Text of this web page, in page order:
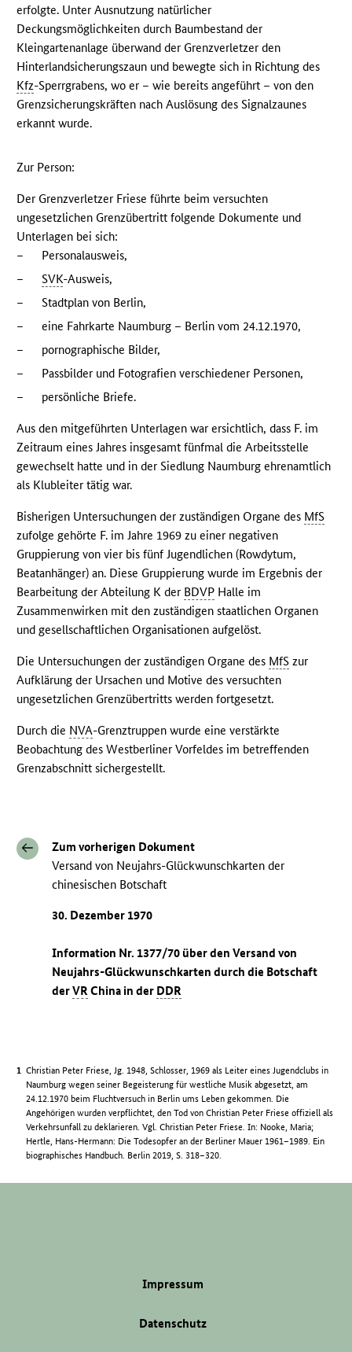
erfolgte. Unter Ausnutzung natürlicher
Deckungsmöglichkeiten durch Baumbestand der
Kleingartenanlage überwand der Grenzverletzer den
Hinterlandsicherungszaun und bewegte sich in Richtung des
Kfz-Sperrgrabens, wo er – wie bereits angeführt – von den
Grenzsicherungskräften nach Auslösung des Signalzaunes
erkannt wurde.
Zur Person:
Der Grenzverletzer Friese führte beim versuchten
ungesetzlichen Grenzübertritt folgende Dokumente und
Unterlagen bei sich:
–
Personalausweis,
–
SVK-Ausweis,
–
Stadtplan von Berlin,
–
eine Fahrkarte Naumburg – Berlin vom 24.12.1970,
–
pornographische Bilder,
–
Passbilder und Fotografien verschiedener Personen,
–
persönliche Briefe.
Aus den mitgeführten Unterlagen war ersichtlich, dass F. im
Zeitraum eines Jahres insgesamt fünfmal die Arbeitsstelle
gewechselt hatte und in der Siedlung Naumburg ehrenamtlich
als Klubleiter tätig war.
Bisherigen Untersuchungen der zuständigen Organe des MfS
zufolge gehörte F. im Jahre 1969 zu einer negativen
Gruppierung von vier bis fünf Jugendlichen (Rowdytum,
Beatanhänger) an. Diese Gruppierung wurde im Ergebnis der
Bearbeitung der Abteilung K der BDVP Halle im
Zusammenwirken mit den zuständigen staatlichen Organen
und gesellschaftlichen Organisationen aufgelöst.
Die Untersuchungen der zuständigen Organe des MfS zur
Aufklärung der Ursachen und Motive des versuchten
ungesetzlichen Grenzübertritts werden fortgesetzt.
Durch die NVA-Grenztruppen wurde eine verstärkte
Beobachtung des Westberliner Vorfeldes im betreffenden
Grenzabschnitt sichergestellt.
Zum vorherigen Dokument
Versand von Neujahrs-Glückwunschkarten der
chinesischen Botschaft
30. Dezember 1970
Information Nr. 1377/70 über den Versand von
Neujahrs-Glückwunschkarten durch die Botschaft
derVR China in der DDR
Christian Peter Friese, Jg. 1948, Schlosser, 1969 als Leiter eines Jugendclubs in
Naumburg wegen seiner Begeisterung für westliche Musik abgesetzt, am
24.12.1970 beim Fluchtversuch in Berlin ums Leben gekommen. Die
Angehörigen wurden verpflichtet, den Tod von Christian Peter Friese offiziell als
Verkehrsunfall zu deklarieren. Vgl. Christian Peter Friese. In: Nooke, Maria;
Hertle, Hans-Hermann: Die Todesopfer an der Berliner Mauer 1961–1989. Ein
biographisches Handbuch. Berlin 2019, S. 318–320.
Impressum
Datenschutz